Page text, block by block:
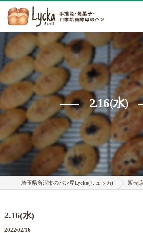
2.16(水)
埼玉県所沢市のパン屋Lycka(リュッカ) 販売
2.16(水)
2022/02/16